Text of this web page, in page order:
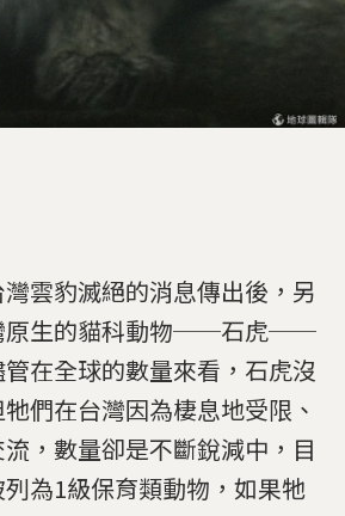
雲豹滅絕的消息傳出後，另
原生的貓科動物──石虎──
在全球的數量來看，石虎沒
們在台灣因為棲息地受限、
，數量卻是不斷銳減中，目
為1級保育類動物，如果牠